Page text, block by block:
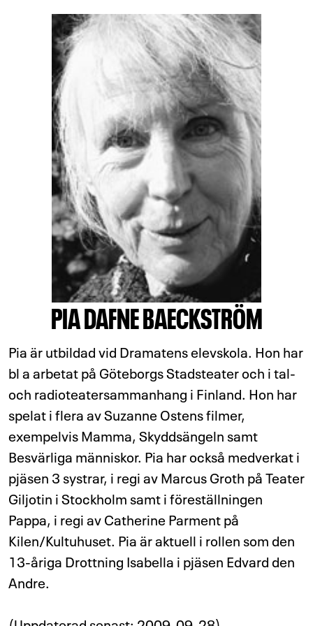
PIA DAFNE BAECKSTRÖM
Pia är utbildad vid Dramatens elevskola. Hon har
bl a arbetat på Göteborgs Stadsteater och i tal-
och radioteatersammanhang i Finland. Hon har
spelat i flera av Suzanne Ostens filmer,
exempelvis Mamma, Skyddsängeln samt
Besvärliga människor. Pia har också medverkat i
pjäsen 3 systrar, i regi av Marcus Groth på Teater
Giljotin i Stockholm samt i föreställningen
Pappa, i regi av Catherine Parment på
Kilen/Kultuhuset. Pia är aktuell i rollen som den
13-åriga Drottning Isabella i pjäsen Edvard den
Andre.